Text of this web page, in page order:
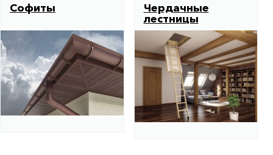
Софиты
Чердачные
лестницы